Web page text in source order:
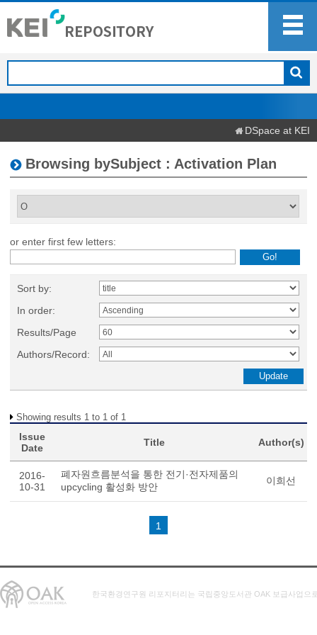
DSpace at KEI
Browsing bySubject : Activation Plan
or enter first few letters:
Sort by:
In order:
Results/Page
Authors/Record:
Showing results 1 to 1 of 1
Issue
Date
Title Author(s)
2016-
10-31
폐자원흐름분석을 통한 전기·전자제품의
upcycling 활성화 방안
이희선
1
한국환경연구원 리포지터리는 국립중앙도서관 OAK 보급사업